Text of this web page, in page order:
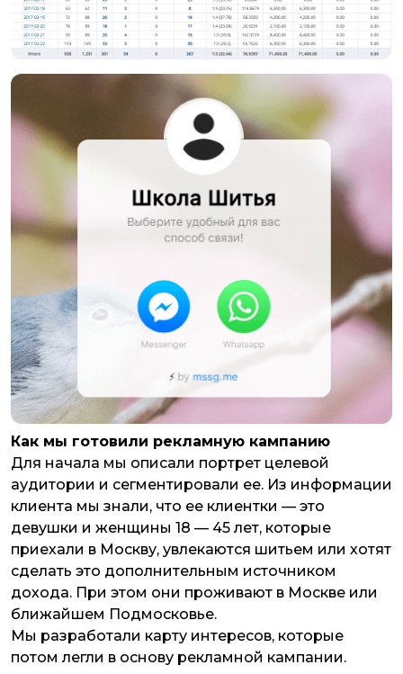
Как мы готовили рекламную кампанию
Для начала мы описали портрет целевой
аудитории и сегментировали ее. Из информации
клиента мы знали, что ее клиентки — это
девушки и женщины 18 — 45 лет, которые
приехали в Москву, увлекаются шитьем или хотят
сделать это дополнительным источником
дохода. При этом они проживают в Москве или
ближайшем Подмосковье.
Мы разработали карту интересов, которые
потом легли в основу рекламной кампании.